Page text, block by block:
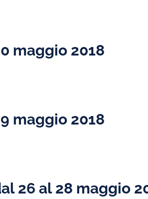
maggio 2018
maggio 2018
26 al 28 maggio